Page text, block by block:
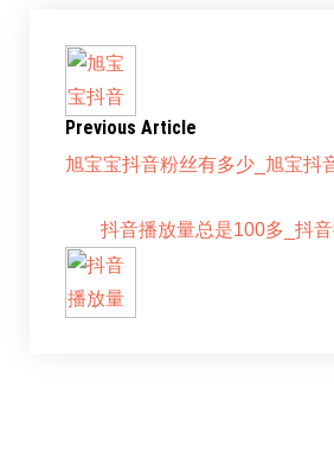
Previous Article
旭宝宝抖音粉丝有多少_旭宝抖
抖音播放量总是100多_抖